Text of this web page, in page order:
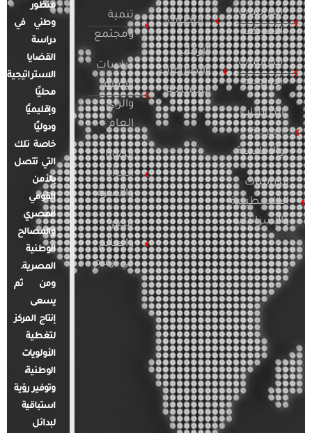
الدراسات
الأمريكية
الدراسات
الأوروبية
الدراسات
العربية
والإقليمية
الدراسات
الفلسطينية
والإسرائيلية
التطرف
الإرهاب
والصراعات
المسلحة
تنمية
ومجتمع
دراسات
الإعلام
والرأي
العام
قضايا
المرأة
والأسرة
مصر
والعالم
في أرقام
منظور
وطني في
دراسة
القضايا
الاستراتيجية
محليًا
وإقليميًا
ودوليًا
خاصة تلك
التي تتصل
بالأمن
القومي
المصري
والمصالح
الوطنية
المصرية.
ومن ثم
يسعى
إنتاج المركز
لتغطية
الأولويات
الوطنية،
وتوفير رؤية
استباقية
لبدائل